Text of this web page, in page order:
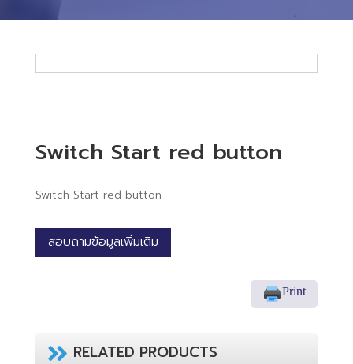
Switch Start red button
Switch Start red button
สอบถามข้อมูลเพิ่มเติม
Print
RELATED PRODUCTS